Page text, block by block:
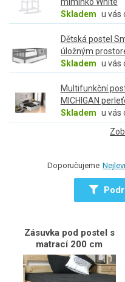
romanticky adřevěné umí
pohled.
Skladem u vás
Dětská postel
úložným
Skladem u vás
Multifunkční
MICHIGAN
Skladem u vás
Doporučujeme
Zásuvka pod postel s
matrací 200 cm